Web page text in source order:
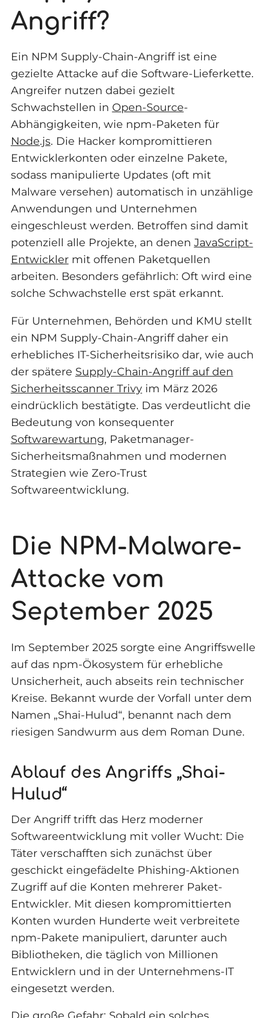
Angriff?
Ein NPM Supply-Chain-Angriff ist eine
gezielte Attacke auf die Software-Lieferkette.
Angreifer nutzen dabei gezielt
Schwachstellen in Open-Source-
Abhängigkeiten, wie npm-Paketen für
Node.js. Die Hacker kompromittieren
Entwicklerkonten oder einzelne Pakete,
sodass manipulierte Updates (oft mit
Malware versehen) automatisch in unzählige
Anwendungen und Unternehmen
eingeschleust werden. Betroffen sind damit
potenziell alle Projekte, an denen JavaScript-
Entwicklermit offenen Paketquellen
arbeiten. Besonders gefährlich: Oft wird eine
solche Schwachstelle erst spät erkannt.
Für Unternehmen, Behörden und KMU stellt
ein NPM Supply-Chain-Angriff daher ein
erhebliches IT-Sicherheitsrisiko dar, wie auch
der spätere Supply-Chain-Angriff auf den
Sicherheitsscanner Trivyim März 2026
eindrücklich bestätigte. Das verdeutlicht die
Bedeutung von konsequenter
Softwarewartung, Paketmanager-
Sicherheitsmaßnahmen und modernen
Strategien wie Zero-Trust
Softwareentwicklung.
Die NPM-Malware-
Attacke vom
September 2025
Im September 2025 sorgte eine Angriffswelle
auf das npm-Ökosystem für erhebliche
Unsicherheit, auch abseits rein technischer
Kreise. Bekannt wurde der Vorfall unter dem
Namen „Shai-Hulud“, benannt nach dem
riesigen Sandwurm aus dem Roman Dune.
Ablauf des Angriffs „Shai-
Hulud“
Der Angriff trifft das Herz moderner
Softwareentwicklung mit voller Wucht: Die
Täter verschafften sich zunächst über
geschickt eingefädelte Phishing-Aktionen
Zugriff auf die Konten mehrerer Paket-
Entwickler. Mit diesen kompromittierten
Konten wurden Hunderte weit verbreitete
npm-Pakete manipuliert, darunter auch
Bibliotheken, die täglich von Millionen
Entwicklern und in der Unternehmens-IT
eingesetzt werden.
Die große Gefahr: Sobald ein solches